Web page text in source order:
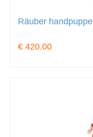
Räuber handpuppe
€ 420.00